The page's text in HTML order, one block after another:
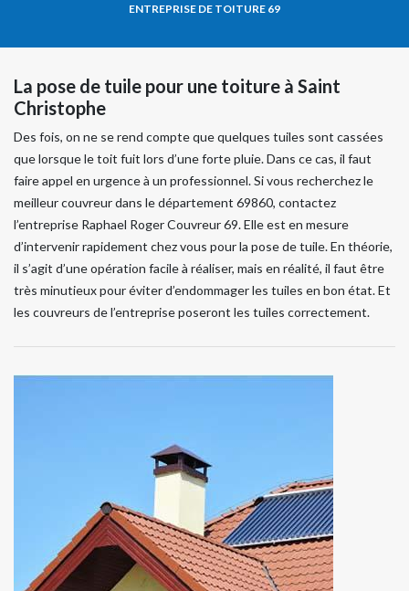
ENTREPRISE DE TOITURE 69
La pose de tuile pour une toiture à Saint
Christophe
Des fois, on ne se rend compte que quelques tuiles sont cassées
que lorsque le toit fuit lors d’une forte pluie. Dans ce cas, il faut
faire appel en urgence à un professionnel. Si vous recherchez le
meilleur couvreur dans le département 69860, contactez
l’entreprise Raphael Roger Couvreur 69. Elle est en mesure
d’intervenir rapidement chez vous pour la pose de tuile. En théorie,
il s’agit d’une opération facile à réaliser, mais en réalité, il faut être
très minutieux pour éviter d’endommager les tuiles en bon état. Et
les couvreurs de l’entreprise poseront les tuiles correctement.